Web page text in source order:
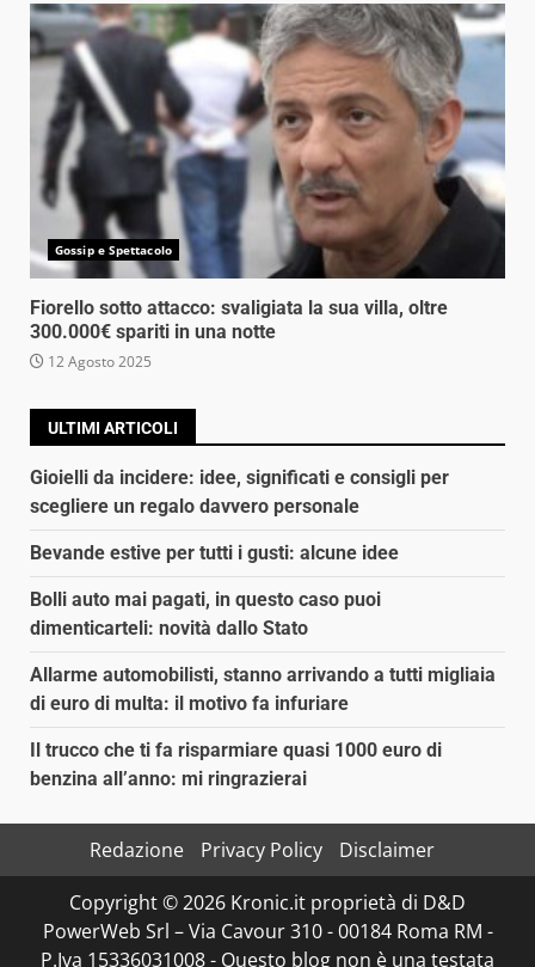
Gossip e Spettacolo
Fiorello sotto attacco: svaligiata la sua villa, oltre
300.000€ spariti in una notte
12 Agosto 2025
ULTIMI ARTICOLI
Gioielli da incidere: idee, significati e consigli per
scegliere un regalo davvero personale
Bevande estive per tutti i gusti: alcune idee
Bolli auto mai pagati, in questo caso puoi
dimenticarteli: novità dallo Stato
Allarme automobilisti, stanno arrivando a tutti migliaia
di euro di multa: il motivo fa infuriare
Il trucco che ti fa risparmiare quasi 1000 euro di
benzina all’anno: mi ringrazierai
Redazione Privacy Policy
Disclaimer
Copyright © 2026 Kronic.it proprietà di D&D
PowerWeb Srl – Via Cavour 310 - 00184 Roma RM -
P.Iva 15336031008 - Questo blog non è una testata